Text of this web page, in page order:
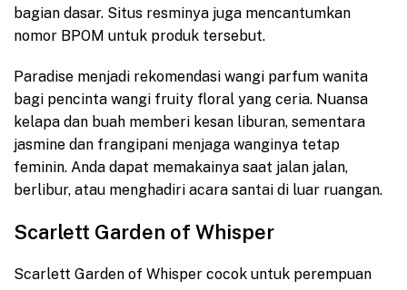
bagian dasar. Situs resminya juga mencantumkan
nomor BPOM untuk produk tersebut.
Paradise menjadi rekomendasi wangi parfum wanita
bagi pencinta wangi fruity floral yang ceria. Nuansa
kelapa dan buah memberi kesan liburan, sementara
jasmine dan frangipani menjaga wanginya tetap
feminin. Anda dapat memakainya saat jalan jalan,
berlibur, atau menghadiri acara santai di luar ruangan.
Scarlett Garden of Whisper
Scarlett Garden of Whisper cocok untuk perempuan